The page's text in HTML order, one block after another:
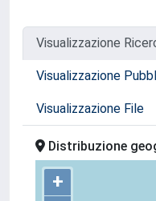
Visualizzazione
Visualizzazione
Visualizzazione File
Distribuzione
+